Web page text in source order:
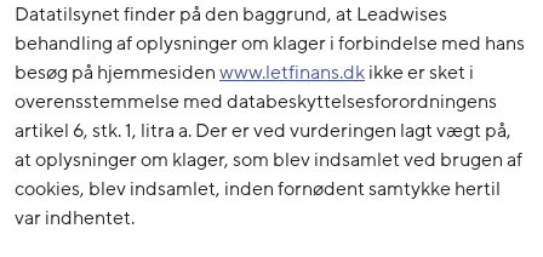
Datatilsynet finder på den baggrund, at Leadwises
behandling af oplysninger om klager i forbindelse med hans
besøg på hjemmesidenwww.letfinans.dkikke er sket i
overensstemmelse med databeskyttelsesforordningens
artikel 6, stk. 1, litra a. Der er ved vurderingen lagt vægt på,
at oplysninger om klager, som blev indsamlet ved brugen af
cookies, blev indsamlet, inden fornødent samtykke hertil
var indhentet.